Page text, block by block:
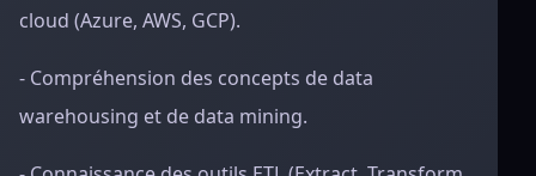
cloud (Azure, AWS, GCP).
- Compréhension des concepts de data
warehousing et de data mining.